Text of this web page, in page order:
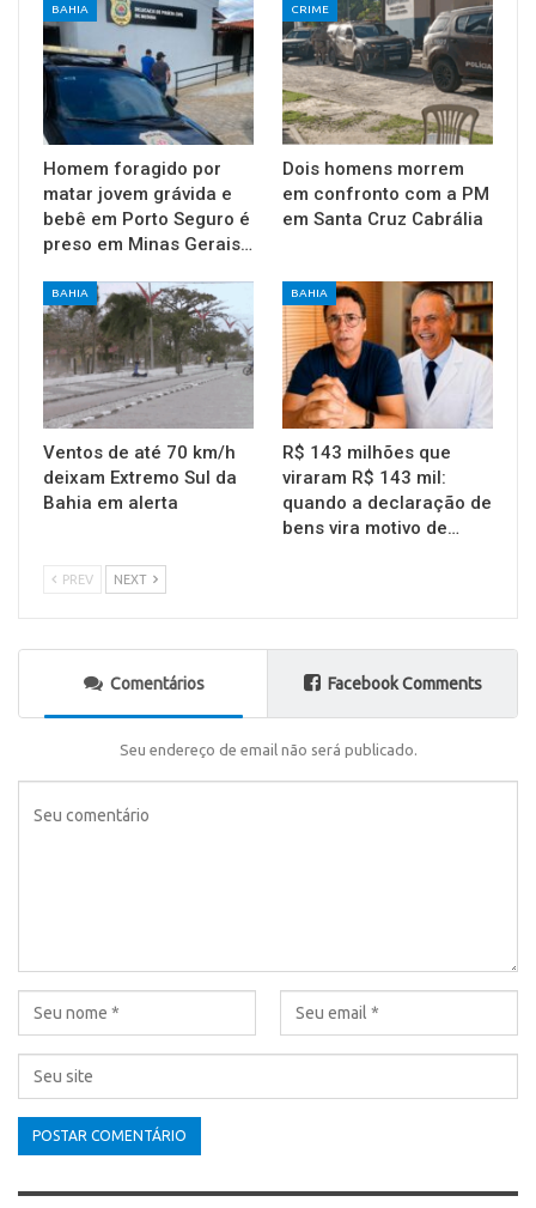
BAHIA
Homem foragido por
matar jovem grávida e
bebê em Porto Seguro é
preso em Minas Gerais…
CRIME
Dois homens morrem
em confronto com a PM
em Santa Cruz Cabrália
BAHIA
Ventos de até 70 km/h
deixam Extremo Sul da
Bahia em alerta
BAHIA
R$ 143 milhões que
viraram R$ 143 mil:
quando a declaração de
bens vira motivo de…
PREV NEXT
Comentários Facebook Comments
Seu endereço de email não será publicado.